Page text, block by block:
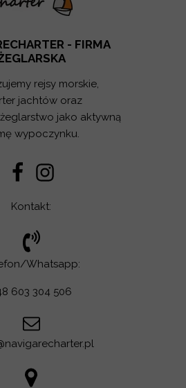
- FIRMA
rejsy morskie,
jachtów oraz
jako aktywną
wypoczynku.
Kontakt:
Whatsapp:
603 304 506